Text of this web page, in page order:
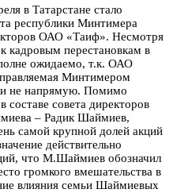
в Татарстане стало
республики Минтимера
ОАО «Таиф». Несмотря
кадровым перестановкам в
ожидаемо, т.к. ОАО
Минтимером
не напрямую. Помимо
совета директоров
– Радик Шаймиев,
самой крупной долей акций
действительно
что М.Шаймиев обозначил
громкого вмешательства в
влияния семьи Шаймиевых